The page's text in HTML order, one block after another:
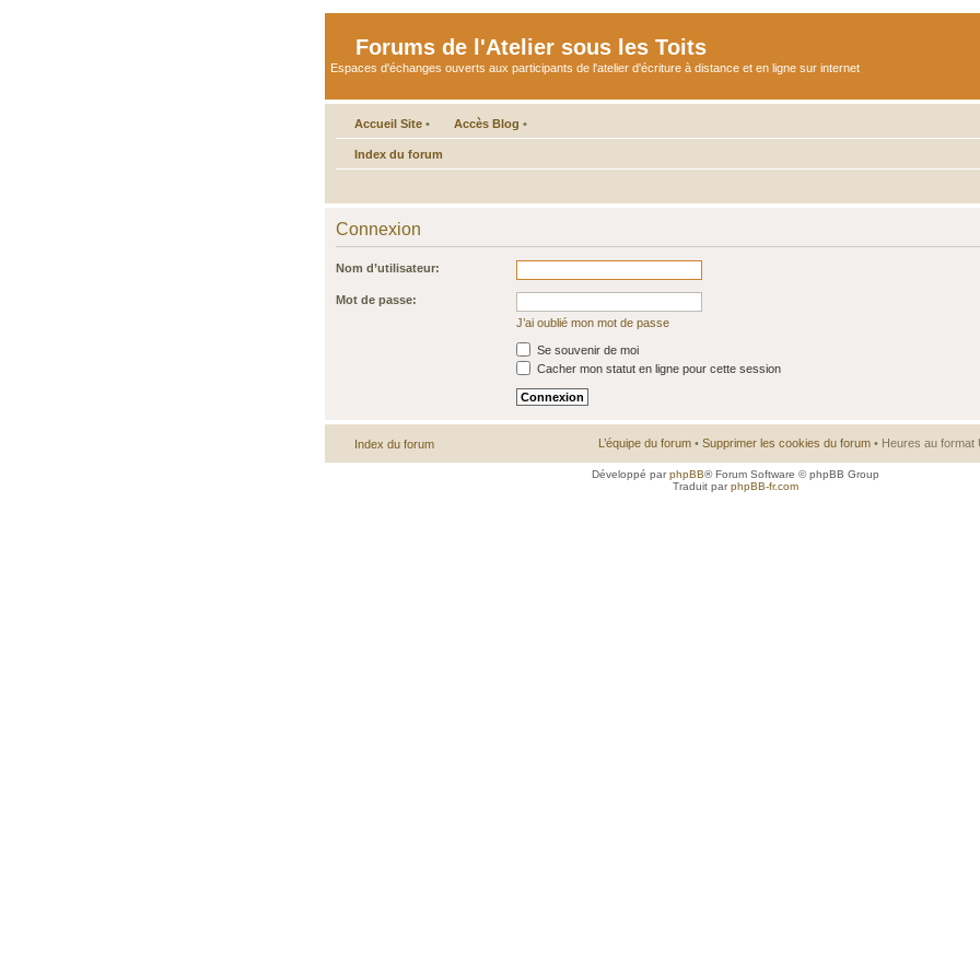
Forums de l'Atelier sous les Toits
Espaces d'échanges ouverts aux participants de l'atelier d'écriture à distance et en ligne sur internet
Accueil Site • Accès Blog •
Index du forum
Connexion
Nom d’utilisateur:
Mot de passe:
J’ai oublié mon mot de passe
Se souvenir de moi
Cacher mon statut en ligne pour cette session
Index du forum L’équipe du forum • Supprimer les cookies du forum • Heures au format
Développé parphpBB® Forum Software © phpBB Group
Traduit parphpBB-fr.com